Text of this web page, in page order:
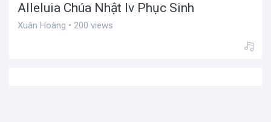
Alleluia Chúa Nhật Iv Phục Sinh
Xuân Hoàng • 200 views